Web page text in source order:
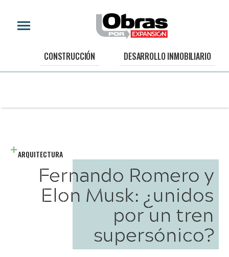
CONSTRUCCIÓN DESARROLLO INMOBILIARIO
ARQUITECTURA
Fernando Romero y
Elon Musk: ¿unidos
por un tren
supersónico?